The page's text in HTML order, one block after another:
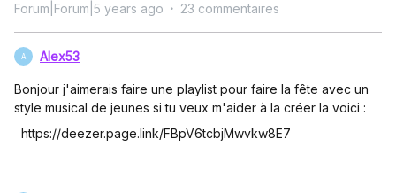
Forum|Forum|5 years ago 23 commentaires
A Alex53
Bonjour j'aimerais faire une playlist pour faire la fête avec un
style musical de jeunes si tu veux m'aider à la créer la voici :
https://deezer.page.link/FBpV6tcbjMwvkw8E7